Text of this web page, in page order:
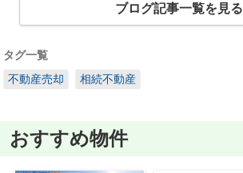
ブログ記事一覧を見る
タグ一覧
不動産売却
相続不動産
おすすめ物件